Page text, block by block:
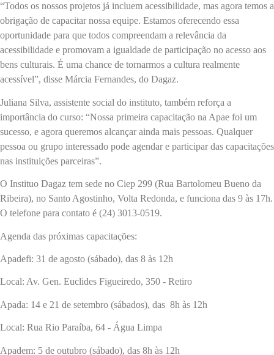
“Todos os nossos projetos já incluem acessibilidade, mas agora temos a
obrigação de capacitar nossa equipe. Estamos oferecendo essa
oportunidade para que todos compreendam a relevância da
acessibilidade e promovam a igualdade de participação no acesso aos
bens culturais. É uma chance de tornarmos a cultura realmente
acessível”, disse Márcia Fernandes, do Dagaz.
Juliana Silva, assistente social do instituto, também reforça a
importância do curso: “Nossa primeira capacitação na Apae foi um
sucesso, e agora queremos alcançar ainda mais pessoas. Qualquer
pessoa ou grupo interessado pode agendar e participar das capacitações
nas instituições parceiras”.
O Instituo Dagaz tem sede no Ciep 299 (Rua Bartolomeu Bueno da
Ribeira), no Santo Agostinho, Volta Redonda, e funciona das 9 às 17h.
O telefone para contato é (24) 3013-0519.
Agenda das próximas capacitações:
Apadefi: 31 de agosto (sábado), das 8 às 12h
Local: Av. Gen. Euclides Figueiredo, 350 - Retiro
Apada: 14 e 21 de setembro (sábados), das 8h às 12h
Local: Rua Rio Paraíba, 64 - Água Limpa
Apadem: 5 de outubro (sábado), das 8h às 12h